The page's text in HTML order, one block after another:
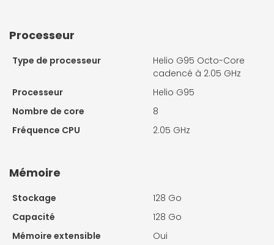
Processeur
Type de processeur
Helio G95 Octo-Core
cadencé à 2.05 GHz
Processeur
Helio G95
Nombre de core
8
Fréquence CPU
2.05 GHz
Mémoire
Stockage
128 Go
Capacité
128 Go
Mémoire extensible
Oui